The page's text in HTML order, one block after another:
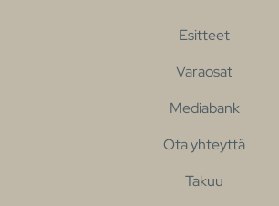
Esitteet
Varaosat
Mediabank
Ota yhteyttä
Takuu